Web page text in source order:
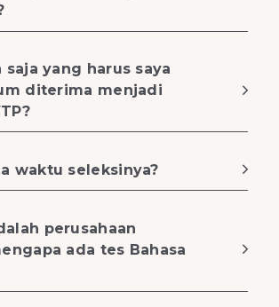
saja yang harus saya
diterima menjadi
waktu seleksinya?
perusahaan
ada tes Bahasa